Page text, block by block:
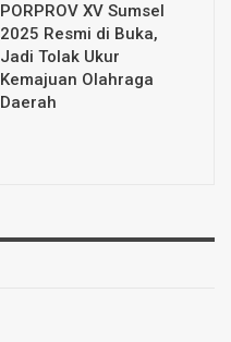
PORPROV XV Sumsel
2025 Resmi di Buka,
Jadi Tolak Ukur
Kemajuan Olahraga
Daerah